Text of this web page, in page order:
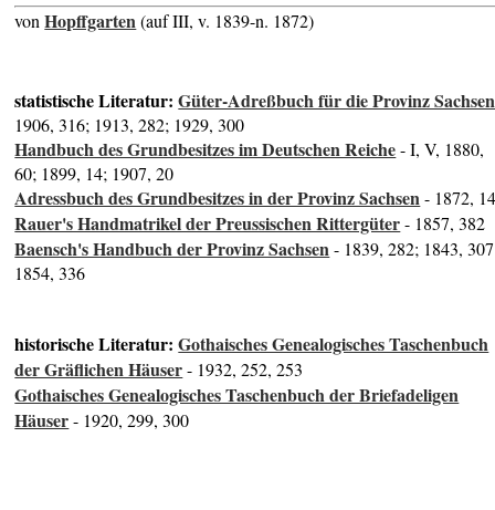
vonHopffgarten(auf III, v. 1839-n. 1872)
statistische Literatur:Güter-Adreßbuch für die Provinz Sachsen
1906, 316; 1913, 282; 1929, 300
Handbuch des Grundbesitzes im Deutschen Reiche- I, V, 1880,
60; 1899, 14; 1907, 20
Adressbuch des Grundbesitzes in der Provinz Sachsen- 1872,
Rauer's Handmatrikel der Preussischen Rittergüter- 1857, 382
Baensch's Handbuch der Provinz Sachsen- 1839, 282; 1843,
1854, 336
historische Literatur:Gothaisches Genealogisches Taschenbuch
der Gräflichen Häuser- 1932, 252, 253
Gothaisches Genealogisches Taschenbuch der Briefadeligen
Häuser- 1920, 299, 300